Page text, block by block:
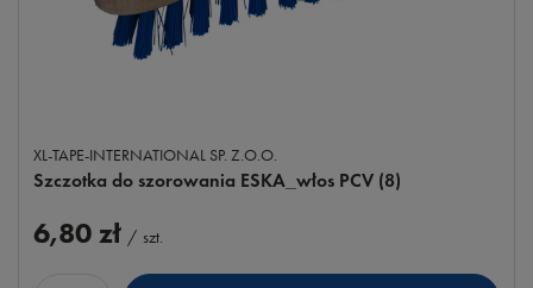
XL-TAPE-INTERNATIONAL SP. Z.O.O.
Szczotka do szorowania ESKA_włos PCV (8)
6,80 zł / szt.